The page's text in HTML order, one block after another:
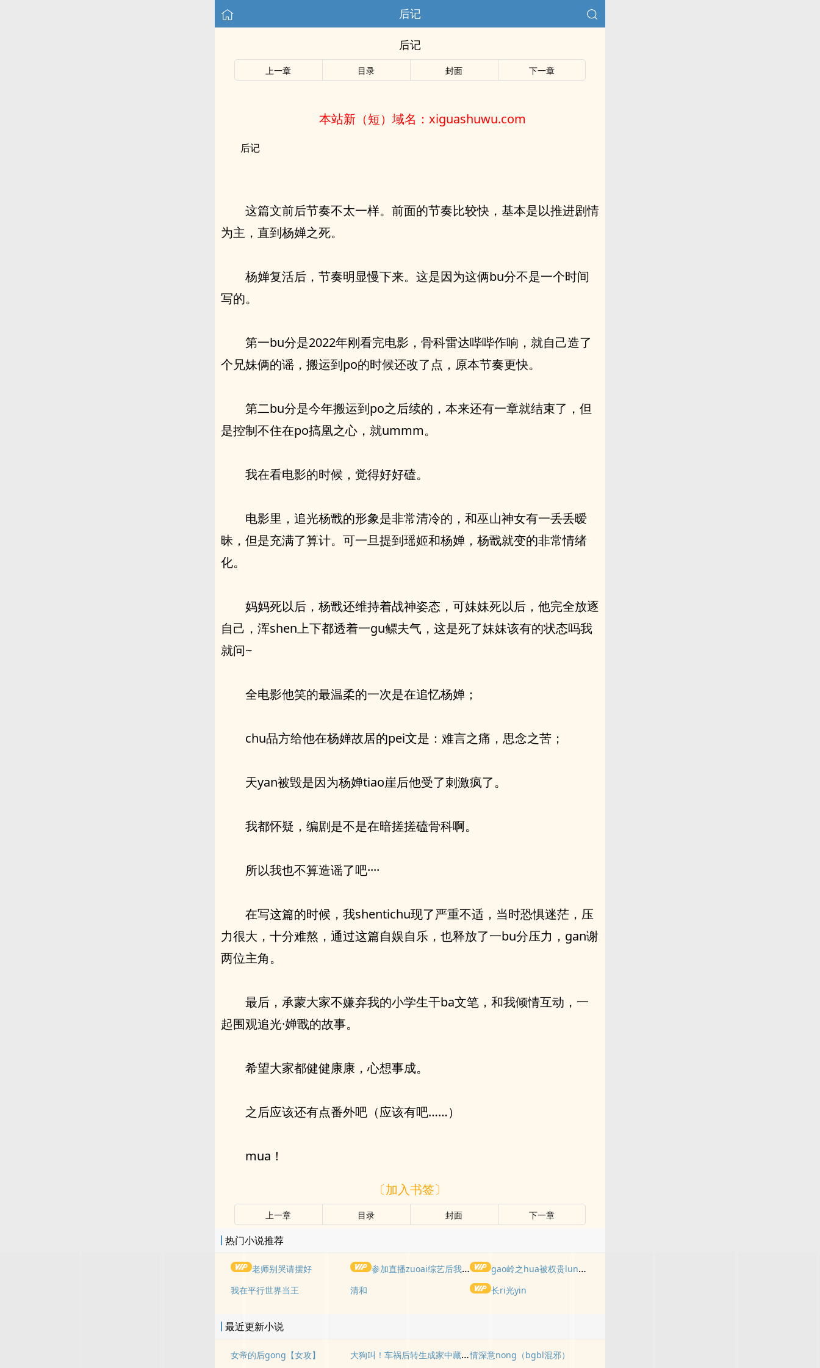
后记
后记
上一章 目录 封面 下一章
本站新（短）域名：xiguashuwu.com
后记
这篇文前后节奏不太一样。前面的节奏比较快，基本是以推进剧情
为主，直到杨婵之死。
杨婵复活后，节奏明显慢下来。这是因为这俩bu分不是一个时间
写的。
第一bu分是2022年刚看完电影，骨科雷达哔哔作响，就自己造了
个兄妹俩的谣，搬运到po的时候还改了点，原本节奏更快。
第二bu分是今年搬运到po之后续的，本来还有一章就结束了，但
是控制不住在po搞凰之心，就ummm。
我在看电影的时候，觉得好好磕。
电影里，追光杨戬的形象是非常清冷的，和巫山神女有一丢丢暧
昧，但是充满了算计。可一旦提到瑶姬和杨婵，杨戬就变的非常情绪
化。
妈妈死以后，杨戬还维持着战神姿态，可妹妹死以后，他完全放逐
自己，浑shen上下都透着一gu鳏夫气，这是死了妹妹该有的状态吗我
就问~
全电影他笑的最温柔的一次是在追忆杨婵；
chu品方给他在杨婵故居的pei文是：难言之痛，思念之苦；
天yan被毁是因为杨婵tiao崖后他受了刺激疯了。
我都怀疑，编剧是不是在暗搓搓磕骨科啊。
所以我也不算造谣了吧····
在写这篇的时候，我shentichu现了严重不适，当时恐惧迷茫，压
力很大，十分难熬，通过这篇自娱自乐，也释放了一bu分压力，gan谢
两位主角。
最后，承蒙大家不嫌弃我的小学生干ba文笔，和我倾情互动，一
起围观追光·婵戬的故事。
希望大家都健健康康，心想事成。
之后应该还有点番外吧（应该有吧……）
mua！
〔加入书签〕
上一章 目录 封面 下一章
热门小说推荐
老师别哭请摆好 参加直播zuoai综艺后我火了(NPH)
gao岭之hua被权贵lun了后
我在平行世界当王
清和 长ri光yin
最近更新小说
女帝的后gong【女攻】 大狗叫！车祸后转生成家中藏獒与妹妹不能说的秘密！情深意nong（bgbl混邪）